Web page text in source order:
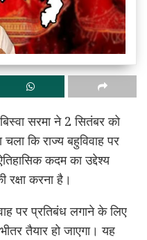
सरमा ने 2 सितंबर को
कि राज्य बहुविवाह पर
कदम का उद्देश्य
करना है।
पर प्रतिबंध लगाने के लिए
तैयार हो जाएगा। यह